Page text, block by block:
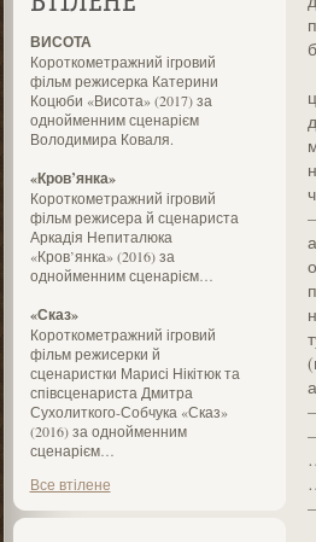
ВИСОТА
Короткометражний ігровий
фільм режисерка Катерини
Коцюби «Висота» (2017) за
однойменним сценарієм
Володимира Коваля.
«Кров’янка»
Короткометражний ігровий
фільм режисера й сценариста
Аркадія Непиталюка
«Кров’янка» (2016) за
однойменним сценарієм…
«Сказ»
Короткометражний ігровий
фільм режисерки й
сценаристки Марисі Нікітюк та
співсценариста Дмитра
Сухолиткого-Собчука «Сказ»
(2016) за однойменним
сценарієм…
Все втілене